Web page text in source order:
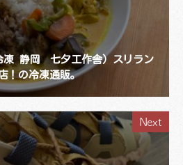
凍 静岡 七夕工作舎）スリラン
！の冷凍通販。
Next